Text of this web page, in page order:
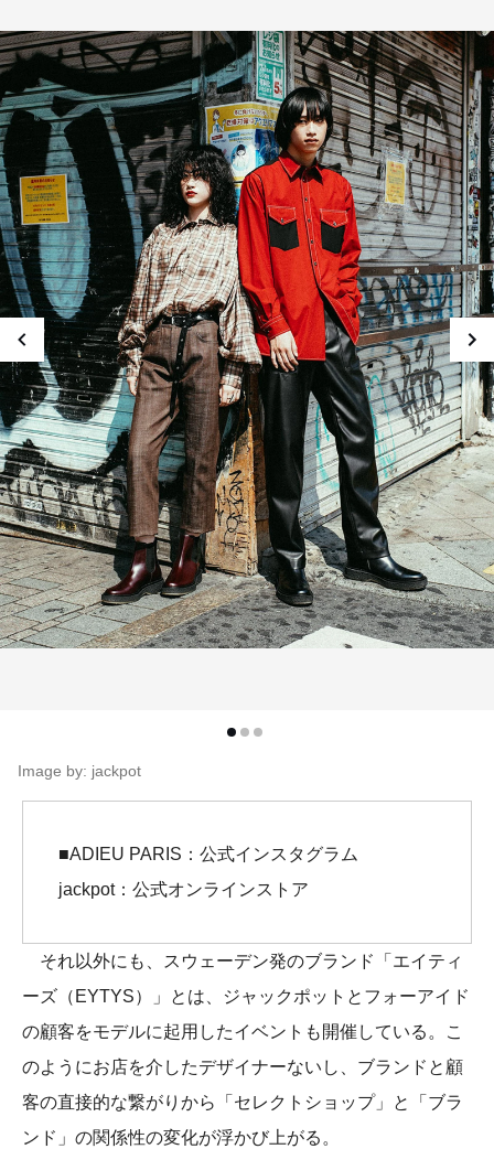
Image by: jackpot
■ADIEU PARIS：公式インスタグラム
jackpot：公式オンラインストア
それ以外にも、スウェーデン発のブランド「エイティ
ーズ（EYTYS）」とは、ジャックポットとフォーアイド
の顧客をモデルに起用したイベントも開催している。こ
のようにお店を介したデザイナーないし、ブランドと顧
客の直接的な繋がりから「セレクトショップ」と「ブラ
ンド」の関係性の変化が浮かび上がる。